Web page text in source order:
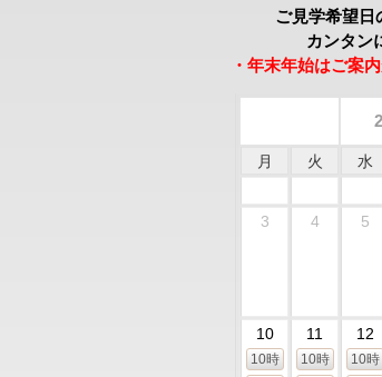
ご見学希望日
カンタン
・年末年始はご案
月 火 水
3
4 5
10
10時
11
10時
12
10時